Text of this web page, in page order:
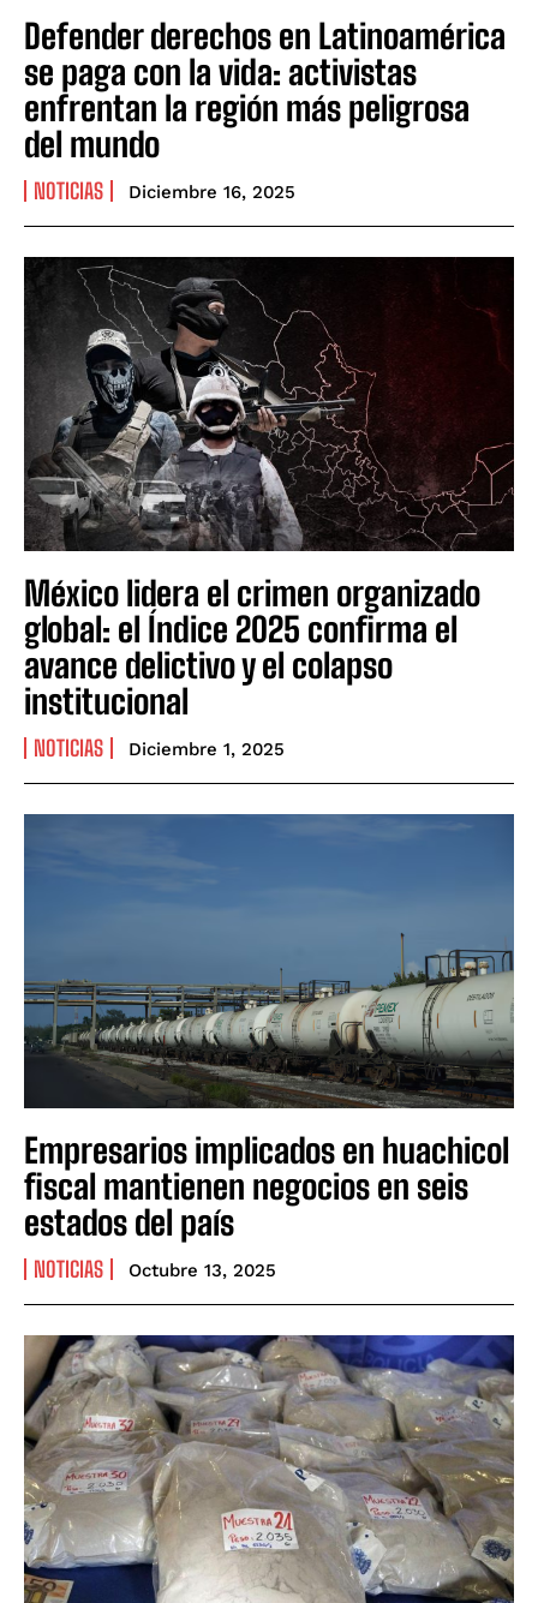
Defender derechos en Latinoamérica
se paga con la vida: activistas
enfrentan la región más peligrosa
del mundo
NOTICIAS Diciembre 16, 2025
México lidera el crimen organizado
global: el Índice 2025 confirma el
avance delictivo y el colapso
institucional
NOTICIAS Diciembre 1, 2025
Empresarios implicados en huachicol
fiscal mantienen negocios en seis
estados del país
NOTICIAS Octubre 13, 2025